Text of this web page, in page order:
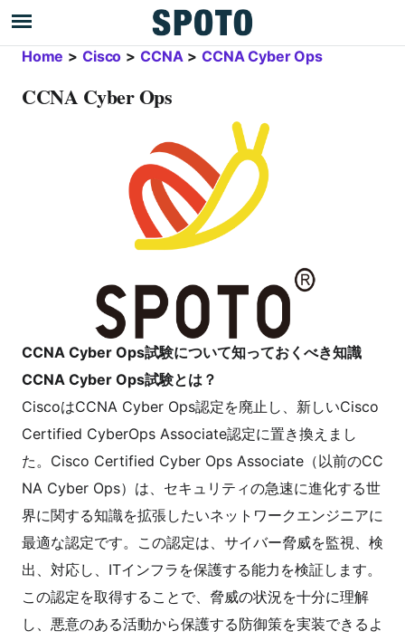
Home > Cisco > CCNA > CCNA Cyber Ops
CCNA Cyber Ops
CCNA Cyber Ops試験について知っておくべき知識
CCNA Cyber Ops試験とは？
CiscoはCCNA Cyber Ops認定を廃止し、新しいCisco
Certified CyberOps Associate認定に置き換えまし
た。Cisco Certified Cyber Ops Associate（以前のCC
NA Cyber Ops）は、セキュリティの急速に進化する世
界に関する知識を拡張したいネットワークエンジニアに
最適な認定です。この認定は、サイバー脅威を監視、検
出、対応し、ITインフラを保護する能力を検証します。
この認定を取得することで、脅威の状況を十分に理解
し、悪意のある活動から保護する防御策を実装できるよ